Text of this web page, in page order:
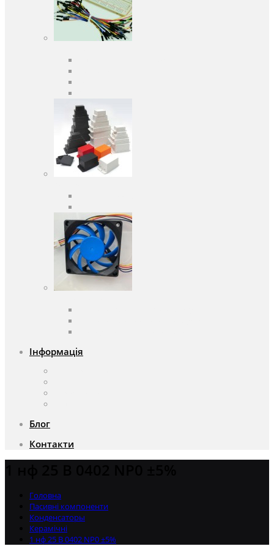
Інформація
Блог
Контакти
Головна
Пасивні компоненти
Конденсаторы
Керамічні
1 нф 25 В 0402 NP0 ±5%